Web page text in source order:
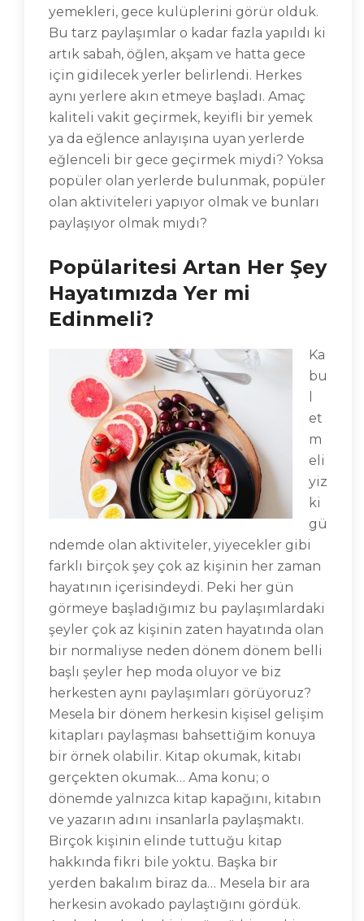
yemekleri, gece kulüplerini görür olduk.
Bu tarz paylaşımlar o kadar fazla yapıldı ki
artık sabah, öğlen, akşam ve hatta gece
için gidilecek yerler belirlendi. Herkes
aynı yerlere akın etmeye başladı. Amaç
kaliteli vakit geçirmek, keyifli bir yemek
ya da eğlence anlayışına uyan yerlerde
eğlenceli bir gece geçirmek miydi? Yoksa
popüler olan yerlerde bulunmak, popüler
olan aktiviteleri yapıyor olmak ve bunları
paylaşıyor olmak mıydı?
Popülaritesi Artan Her Şey
Hayatımızda Yer mi
Edinmeli?
Ka
bu
et
m
eli
yiz
ki
gü
ndemde olan aktiviteler, yiyecekler gibi
farklı birçok şey çok az kişinin her zaman
hayatının içerisindeydi. Peki her gün
görmeye başladığımız bu paylaşımlardaki
şeyler çok az kişinin zaten hayatında olan
bir normaliyse neden dönem dönem belli
başlı şeyler hep moda oluyor ve biz
herkesten aynı paylaşımları görüyoruz?
Mesela bir dönem herkesin kişisel gelişim
kitapları paylaşması bahsettiğim konuya
bir örnek olabilir. Kitap okumak, kitabı
gerçekten okumak… Ama konu; o
dönemde yalnızca kitap kapağını, kitabın
ve yazarın adını insanlarla paylaşmaktı.
Birçok kişinin elinde tuttuğu kitap
hakkında fikri bile yoktu. Başka bir
yerden bakalım biraz da… Mesela bir ara
herkesin avokado paylaştığını gördük.